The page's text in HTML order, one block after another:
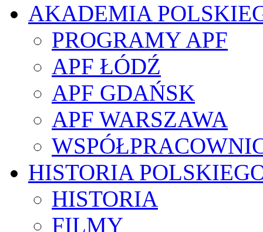
AKADEMIA
PROGRAMY APF
APF ŁÓDŹ
APF GDAŃSK
APF WARSZAWA
HISTORIA
HISTORIA
FILMY